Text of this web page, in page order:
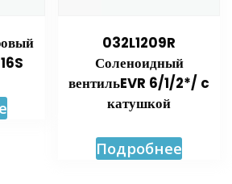
032L1209R
Соленоидный
вентильEVR 6/1/2*/ c
катушкой
Подробнее